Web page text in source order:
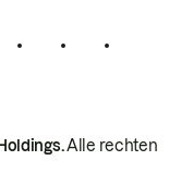
Alle rechten